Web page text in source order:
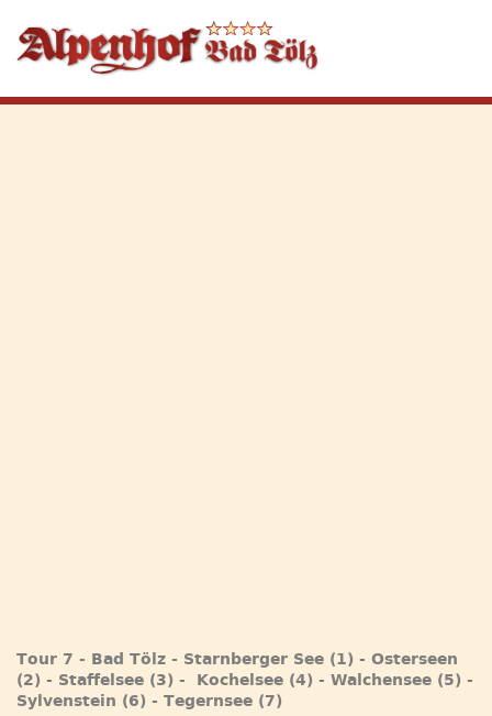
Tour 7 - Bad Tölz - Starnberger See (1) - Osterseen
(2) - Staffelsee (3) - Kochelsee (4) - Walchensee (5) -
Sylvenstein (6) - Tegernsee (7)